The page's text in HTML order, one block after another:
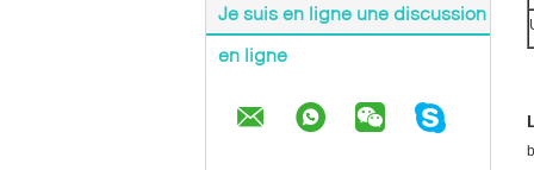
Je suis en ligne une discussion
en ligne